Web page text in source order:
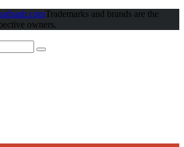
Trademarks and brands are the
owners.